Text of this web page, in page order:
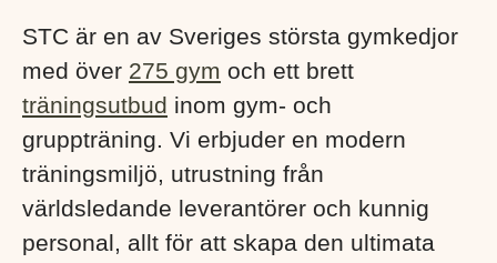
STC är en av Sveriges största gymkedjor
med över 275 gym och ett brett
träningsutbud inom gym- och
gruppträning. Vi erbjuder en modern
träningsmiljö, utrustning från
världsledande leverantörer och kunnig
personal, allt för att skapa den ultimata